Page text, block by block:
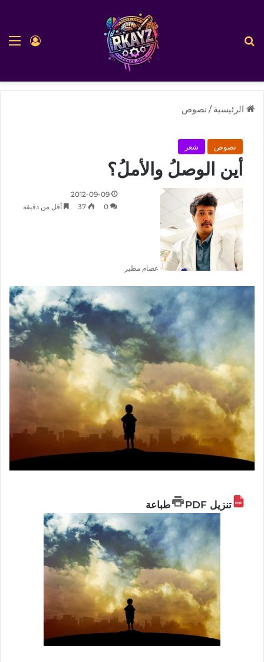
تسجيل
الرئيسية / نصوص
نصوص شعر
أين الوصلُ والأملُ؟
عصام مطير
2012-09-09
0
37 أقل من دقيقة
تنزيل PDF طباعة